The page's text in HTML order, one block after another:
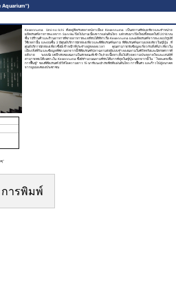
Aquarium")
Kesennuma Umi-no-Ichi ตั้งอยู่ติดกับตลาดปลาเมือง Kesennuma เป็นสถานที่ท่องเที่ยวและจำหน่าย
ผลิตภัณฑ์อาหารทะเลจาก Sanriku ปิดไปนานเนื่องจากแผ่นดินไหว แต่กลับมาเปิดใหม่ทั้งหมดในปี 2014 บน
ชั้น 1 มีร้านค้าและร้านอาหารที่ขายอาหารทะเลที่จับได้ที่ท่าเรือ Kesennuma และผลิตภัณฑ์จากทะเลแปรรูปที่
ใช้เหล่านั้น และบนชั้น 2 มีศูนย์บริการนักท่องเที่ยวและพิพิธภัณฑ์ฉลาม พิพิธภัณฑ์ฉลามแห่งเดียวในญี่ปุ่น . ที่
ศูนย์บริการนักท่องเที่ยวซึ่งมีเจ้าหน้าที่ประจำอยู่ตลอดเวลา คุณสามารถรับข้อมูลเกี่ยวกับสิ่งที่น่าเที่ยวใน
เมือง สิ่งที่กิน และข้อมูลที่พัก นอกจากนี้ พิพิธภัณฑ์ปลาฉลามยังมีแบบจำลองฉลามในชีวิตจริงและนิทรรศการที่
อธิบาย ระบบนิเวศลึกลับของฉลามในลักษณะที่เข้าใจง่ายเนื้อหาเต็มไปด้วยความประหลาดใจและเสน่ห์ที่
สามารถพบได้เฉพาะใน Kesennuma ซึ่งมีจำนวนฉลามที่จับได้มากที่สุดในญี่ปุ่น นอกจากนี้ ใน ``โรงละครเพื่อ
การฟื้นฟู'' ของพิพิธภัณฑ์ มีวิดีโอความยาว 15 นาทีแนะนำภัยพิบัติแผ่นดินไหว การฟื้นตัว และก้าวไปสู่อนาคต
จากมุมมองของประชาชน
คุ“
การพิมพ์